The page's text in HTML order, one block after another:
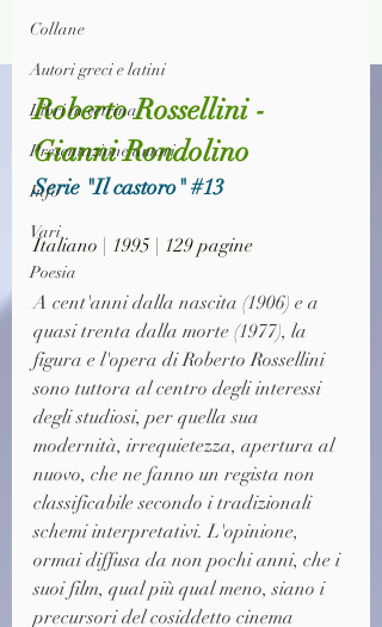
Collane
Autori greci e latini
Libri in vetrina
Presentazione autori
Info
Vari
Poesia
Roberto Rossellini -
Gianni Rondolino
Serie "Il castoro" #13
Italiano | 1995 | 129 pagine
A cent'anni dalla nascita (1906) e a
quasi trenta dalla morte (1977), la
figura e l'opera di Roberto Rossellini
sono tuttora al centro degli interessi
degli studiosi, per quella sua
modernità, irrequietezza, apertura al
nuovo, che ne fanno un regista non
classificabile secondo i tradizionali
schemi interpretativi. L'opinione,
ormai diffusa da non pochi anni, che i
suoi film, qual più qual meno, siano i
precursori del cosiddetto cinema